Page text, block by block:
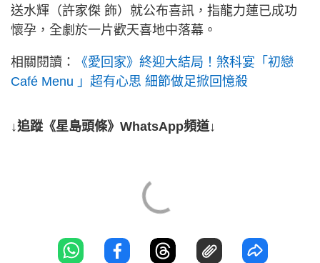
送水輝（許家傑 飾）就公布喜訊，指龍力蓮已成功
懷孕，全劇於一片歡天喜地中落幕。
相關閱讀：
《愛回家》終迎大結局！煞科宴「初戀
Café Menu 」超有心思 細節做足掀回憶殺
↓追蹤《星島頭條》WhatsApp頻道↓